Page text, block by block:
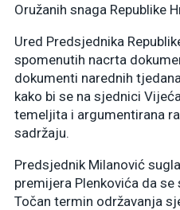
Oružanih snaga Republike
Ured Predsjednika
spomenutih nacrta
dokumenti narednih
kako bi se na sjednici
temeljita i argumentirana
sadržaju.
Predsjednik Milanović
premijera Plenkovića da
Točan termin održavanja